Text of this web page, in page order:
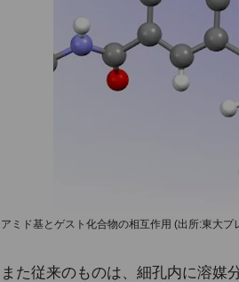
アミド基とゲスト化合物の相互作用 (出所:東大プ
また従来のものは、細孔内に溶媒